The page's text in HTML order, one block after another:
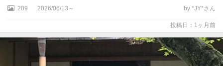
209 2026/06/13～ by *JY*さん
投稿日：1ヶ月前